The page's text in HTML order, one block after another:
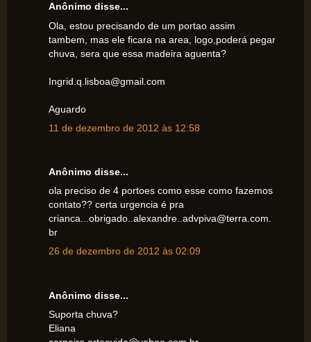
Anônimo disse...
Ola, estou precisando de um portao assim
tambem, mas ele ficara na area, logo,poderá pegar
chuva, sera que essa madeira aguenta?
Ingrid.q.lisboa@gmail.com
Aguardo
11 de dezembro de 2012 às 12:58
Anônimo disse...
ola preciso de 4 portoes como esse como fazemos
contato?? certa urgencia é pra
crianca...obrigado..alexandre..advpiva@terra.com.
br
26 de dezembro de 2012 às 02:09
Anônimo disse...
Suporta chuva?
Eliana